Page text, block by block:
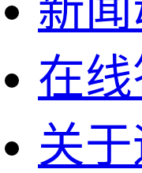
在
关